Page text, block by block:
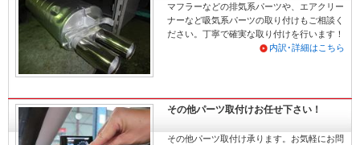
マフラーなどの排気系パーツや、エアクリー
ナーなど吸気系パーツの取り付けもご相談く
ださい。丁寧で確実な取り付けを行います！
内訳･詳細はこちら
その他パーツ取付けお任せ下さい！
その他パーツ取付け承ります。お気軽にお問